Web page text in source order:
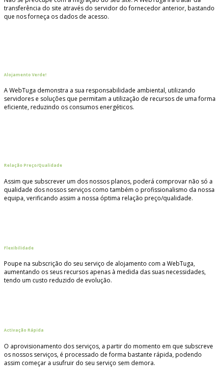
transferência do site através do servidor do fornecedor anterior, bastando
que nos forneça os dados de acesso.
Alojamento Verde!
A WebTuga demonstra a sua responsabilidade ambiental, utilizando
servidores e soluções que permitam a utilização de recursos de uma forma
eficiente, reduzindo os consumos energéticos.
Relação Preço/Qualidade
Assim que subscrever um dos nossos planos, poderá comprovar não só a
qualidade dos nossos serviços como também o profissionalismo da nossa
equipa, verificando assim a nossa óptima relação preço/qualidade.
Flexibilidade
Poupe na subscrição do seu serviço de alojamento com a WebTuga,
aumentando os seus recursos apenas à medida das suas necessidades,
tendo um custo reduzido de evolução.
Activação Rápida
O aprovisionamento dos serviços, a partir do momento em que subscreve
os nossos serviços, é processado de forma bastante rápida, podendo
assim começar a usufruir do seu serviço sem demora.